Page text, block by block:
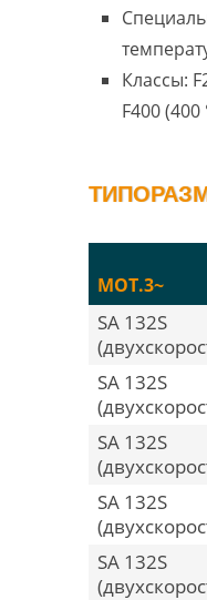
Классы:
F400
MOT.3~
SA 132S
SA 132S
SA 132S
SA 132S
SA 132S